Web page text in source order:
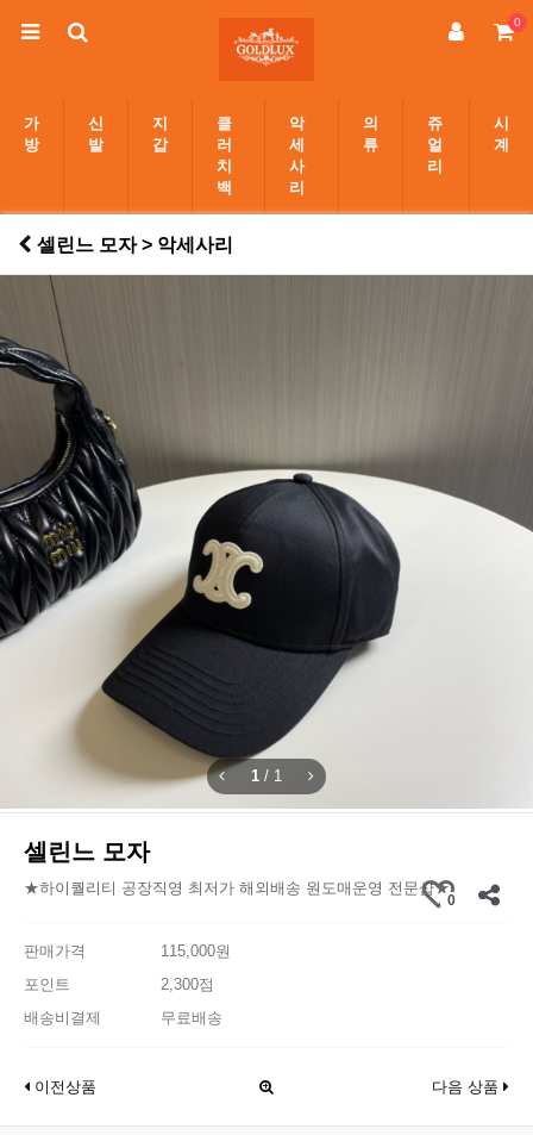
0
가
방
신
발
지
갑
클
러
치
백
악
세
사
리
의
류
쥬
얼
리
시
계
셀린느 모자 > 악세사리
1 / 1
셀린느 모자
★하이퀄리티 공장직영 최저가 해외배송 원도매운영 전문샵★
0
판매가격
115,000원
포인트
2,300점
배송비결제
무료배송
이전상품 다음 상품